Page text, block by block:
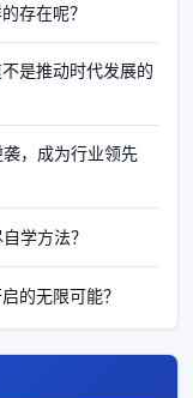
存在呢？
是推动时代发展的
，成为行业领先
学方法？
的无限可能？